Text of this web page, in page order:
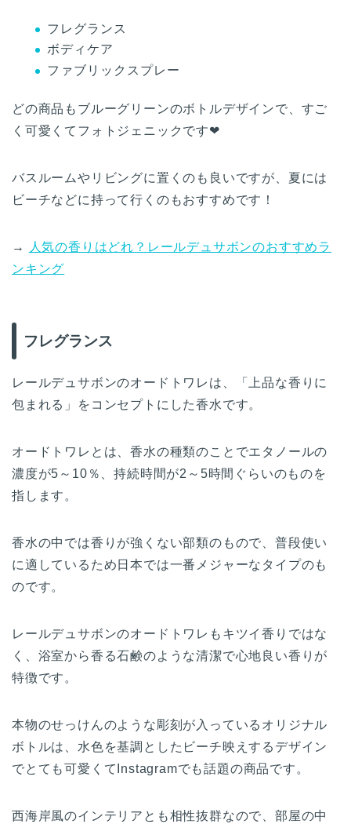
フレグランス
ボディケア
ファブリックスプレー
どの商品もブルーグリーンのボトルデザインで、すご
く可愛くてフォトジェニックです❤
バスルームやリビングに置くのも良いですが、夏には
ビーチなどに持って行くのもおすすめです！
→
人気の香りはどれ？レールデュサボンのおすすめラ
ンキング
フレグランス
レールデュサボンのオードトワレは、「上品な香りに
包まれる」をコンセプトにした香水です。
オードトワレとは、香水の種類のことでエタノールの
濃度が5～10％、持続時間が2～5時間ぐらいのものを
指します。
香水の中では香りが強くない部類のもので、普段使い
に適しているため日本では一番メジャーなタイプのも
のです。
レールデュサボンのオードトワレもキツイ香りではな
く、浴室から香る石鹸のような清潔で心地良い香りが
特徴です。
本物のせっけんのような彫刻が入っているオリジナル
ボトルは、水色を基調としたビーチ映えするデザイン
でとても可愛くてInstagramでも話題の商品です。
西海岸風のインテリアとも相性抜群なので、部屋の中